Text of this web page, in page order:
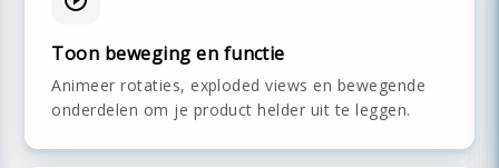
Toon beweging en functie
Animeer rotaties, exploded views en bewegende
onderdelen om je product helder uit te leggen.